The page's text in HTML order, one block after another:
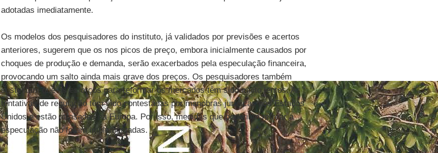
adotadas imediatamente.
Os modelos dos pesquisadores do instituto, já validados por previsões e acertos
anteriores, sugerem que os nos picos de preço, embora inicialmente causados por
choques de produção e demanda, serão exacerbados pela especulação financeira,
provocando um salto ainda mais grave dos preços. Os pesquisadores também
sustentam que os esforços para reformar os mercados têm sido muito lentos. As
tentativas de regulação têm sido contestadas por manobras jurídicas nos Estados
Unidos e estão atrasadas na Europa. Por isso, medidas que poderiam refrear a
especulação não foram implementadas.